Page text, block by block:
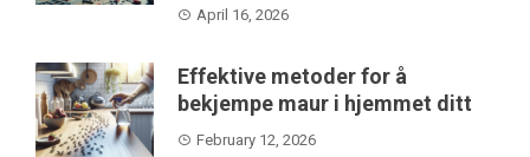
April 16, 2026
Effektive metoder for å
bekjempe maur i hjemmet ditt
February 12, 2026